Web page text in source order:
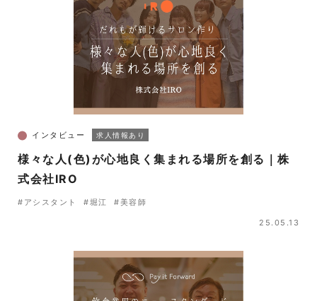
インタビュー 求人情報あり
様々な人(色)が心地良く集まれる場所を創る｜株
式会社IRO
#アシスタント #堀江 #美容師
25.05.13